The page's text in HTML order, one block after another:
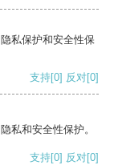
私保护和安全性保
支持[0] 反对[0]
私和安全性保护。
支持[0] 反对[0]